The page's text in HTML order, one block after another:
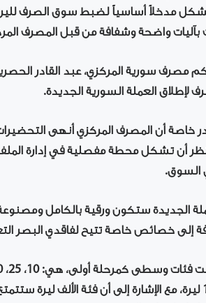
مدخلاً أساسياً لضبط سوق الصرف
بآليات واضحة وشفافة من قبل المصرف
مصرف سورية المركزي، عبد القادر
العملة السورية الجديدة.
أن المصرف المركزي أنهى التحضيرات
أن تشكل محطة مفصلية في إدارة
السوق.
الجديدة ستكون ورقية بالكامل
إلى خصائص خاصة تتيح لفاقدي البصر
لاحقاً فئات 1، و5، و1000 ليرة، مع الإشارة إلى أن فئة